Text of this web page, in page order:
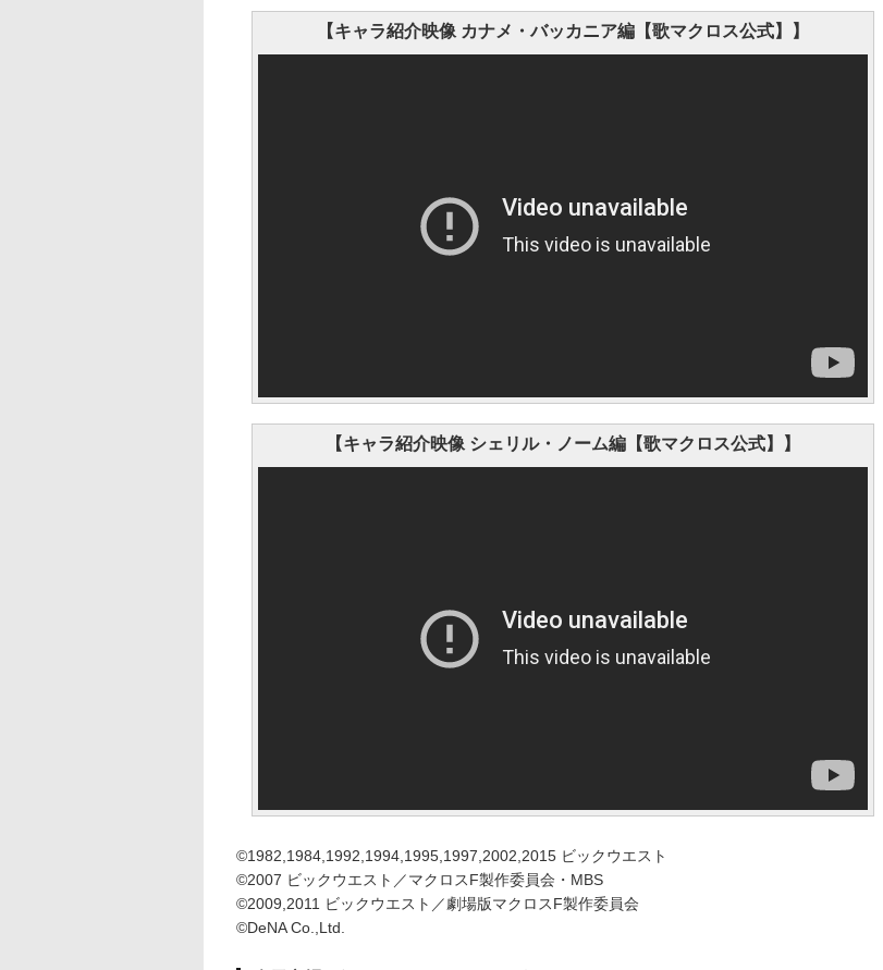
【キャラ紹介映像 カナメ・バッカニア編【歌マクロス公式】】
【キャラ紹介映像 シェリル・ノーム編【歌マクロス公式】】
©1982,1984,1992,1994,1995,1997,2002,2015 ビックウエスト
©2007 ビックウエスト／マクロスF製作委員会・MBS
©2009,2011 ビックウエスト／劇場版マクロスF製作委員会
©DeNA Co.,Ltd.